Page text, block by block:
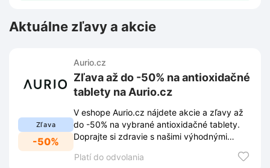
Aktuálne zľavy a akcie
Zľava
-50%
Aurio.cz
Zľava až do -50% na antioxidačné
tablety na Aurio.cz
V eshope Aurio.cz nájdete akcie a zľavy až
do -50% na vybrané antioxidačné tablety.
Doprajte si zdravie s našimi výhodnými
Platí do odvolania